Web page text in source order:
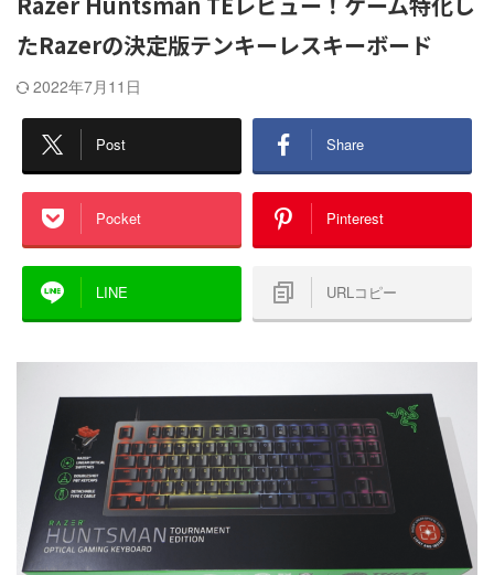
たRazerの決定版テンキーレスキーボード
2022年7月11日
Post Share
Pocket Pinterest
LINE URLコピー